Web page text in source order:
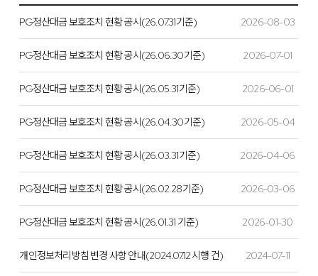
PG정산대금 보호조치 현황 공시(26.07.31기준) 2026-08-03
PG정산대금 보호조치 현황 공시(26.06.30기준) 2026-07-01
PG정산대금 보호조치 현황 공시(26.05.31기준) 2026-06-01
PG정산대금 보호조치 현황 공시(26.04.30기준) 2026-05-04
PG정산대금 보호조치 현황 공시(26.03.31기준) 2026-04-06
PG정산대금 보호조치 현황 공시(26.02.28기준) 2026-03-06
PG정산대금 보호조치 현황 공시(26.01.31 기준) 2026-01-30
개인정보처리방침 변경 사항 안내(2024.07.12 시행 건) 2024-07-11